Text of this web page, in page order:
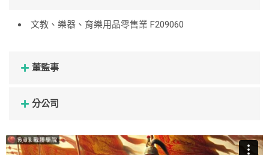
文教、樂器、育樂用品零售業 F209060
董監事
分公司